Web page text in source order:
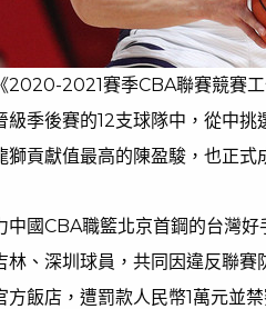
2020-2021賽季CBA聯賽競賽
級季後賽的12支球隊中，從中
獅貢獻值最高的陳盈駿，也正
中國CBA職籃北京首鋼的台灣好
林、深圳球員，共同因違反聯
方飯店，遭罰款人民幣1萬元並